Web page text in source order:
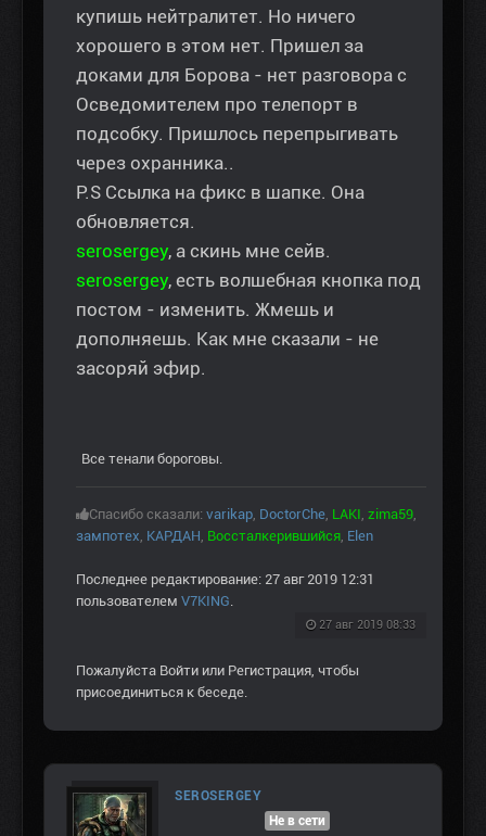
купишь нейтралитет. Но ничего
хорошего в этом нет. Пришел за
доками для Борова - нет разговора с
Осведомителем про телепорт в
подсобку. Пришлось перепрыгивать
через охранника..
P.S Ссылка на фикс в шапке. Она
обновляется.
serosergey, а скинь мне сейв.
serosergey, есть волшебная кнопка под
постом - изменить. Жмешь и
дополняешь. Как мне сказали - не
засоряй эфир.
Все тенали бороговы.
Спасибо сказали: varikap, DoctorChe, LAKI, zima59,
зампотех, КАРДАН, Воссталкерившийся, Elen
Последнее редактирование: 27 авг 2019 12:31
пользователем V7KING.
27 авг 2019 08:33
Пожалуйста Войти или Регистрация, чтобы
присоединиться к беседе.
SEROSERGEY
Не в сети